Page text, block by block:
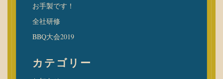
お手製です！
全社研修
BBQ大会2019
カテゴリー